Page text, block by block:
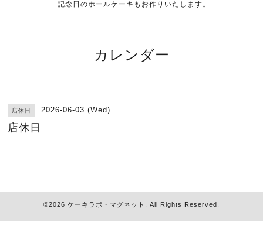
記念日のホールケーキもお作りいたします。
カレンダー
店休日 2026-06-03 (Wed)
店休日
©2026 ケーキラボ・マグネット . All Rights Reserved.